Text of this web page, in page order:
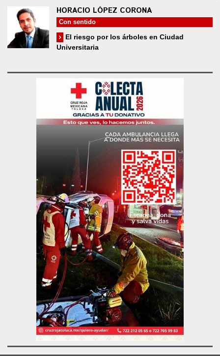
HORACIO LÓPEZ CORONA
Con sentido
El riesgo por los árboles en Ciudad
Universitaria